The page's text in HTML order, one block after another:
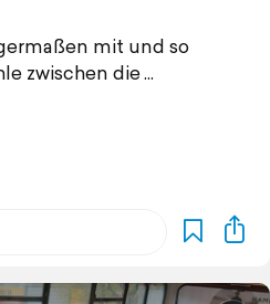
mit und so
zwischen die